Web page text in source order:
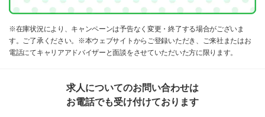
※在庫状況により、キャンペーンは予告なく変更・終了する場合がございま
す。ご了承ください。※本ウェブサイトからご登録いただき、ご来社またはお
電話にてキャリアアドバイザーと面談をさせていただいた方に限ります。
求人についてのお問い合わせは
お電話でも受け付けております